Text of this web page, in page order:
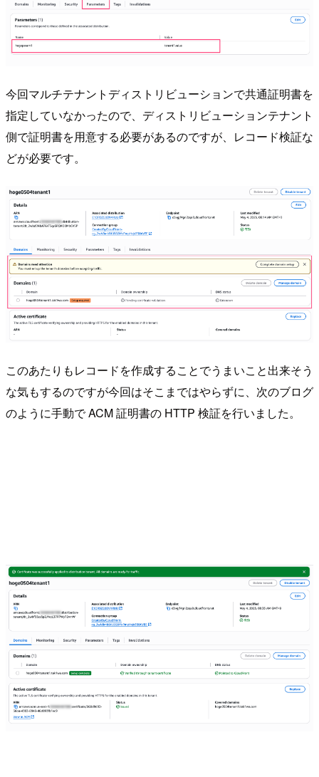
今回マルチテナントディストリビューションで共通証明書を
指定していなかったので、ディストリビューションテナント
側で証明書を用意する必要があるのですが、レコード検証な
どが必要です。
このあたりもレコードを作成することでうまいこと出来そう
な気もするのですが今回はそこまではやらずに、次のブログ
のように手動で ACM 証明書の HTTP 検証を行いました。